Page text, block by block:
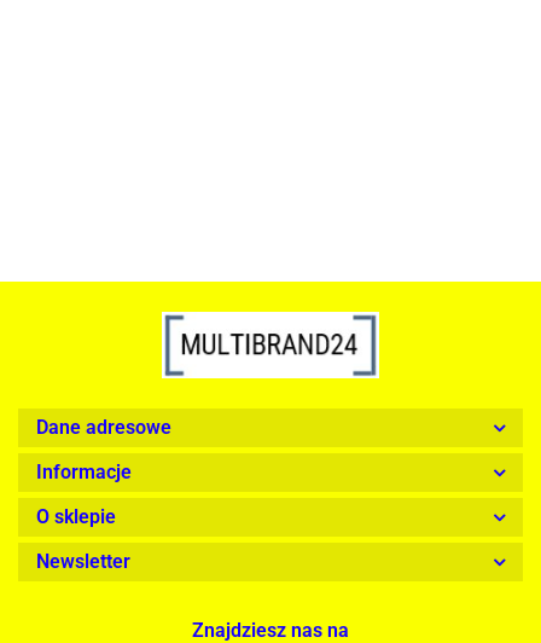
Dane adresowe
Informacje
O sklepie
Newsletter
Znajdziesz nas na